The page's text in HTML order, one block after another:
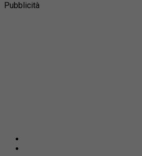
Pubblicità